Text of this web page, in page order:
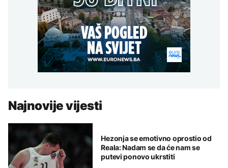
Najnovije vijesti
Hezonja se emotivno oprostio od
Reala: Nadam se da će nam se
putevi ponovo ukrstiti